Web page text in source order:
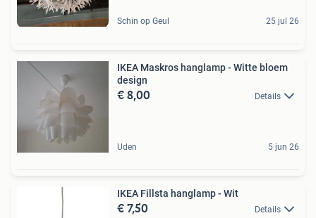
Schin op Geul 25 jul 26
IKEA Maskros hanglamp - Witte bloem
design
€ 8,00 Details
Uden 5 jun 26
IKEA Fillsta hanglamp - Wit
€ 7,50 Details